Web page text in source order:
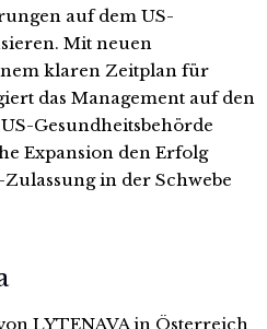
auf dem US-
Mit neuen
klaren Zeitplan für
das Management auf den
Gesundheitsbehörde
Expansion den Erfolg
in der Schwebe
LYTENAVA in Österreich